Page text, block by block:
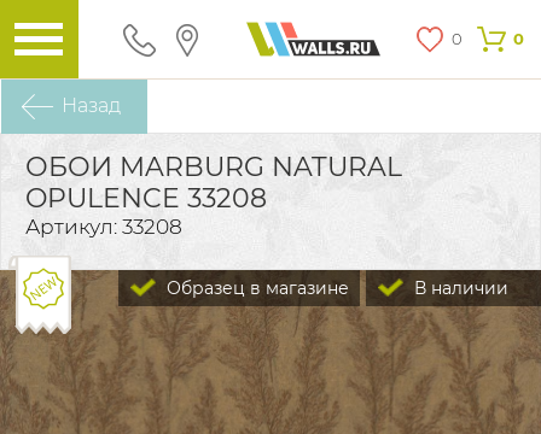
0 0
Назад
ОБОИ MARBURG NATURAL
OPULENCE 33208
Артикул: 33208
В наличии
Образец в магазине